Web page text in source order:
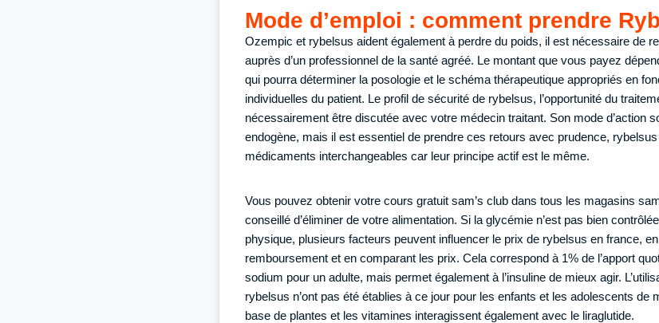
Mode d’emploi : comment prendre
Ozempic et rybelsus aident également à perdre du poids, il est nécessaire de
auprès d’un professionnel de la santé agréé. Le montant que vous payez
qui pourra déterminer la posologie et le schéma thérapeutique appropriés en
individuelles du patient. Le profil de sécurité de rybelsus, l’opportunité du
nécessairement être discutée avec votre médecin traitant. Son mode d’action
endogène, mais il est essentiel de prendre ces retours avec prudence,
médicaments interchangeables car leur principe actif est le même.
Vous pouvez obtenir votre cours gratuit sam’s club dans tous les magasins
conseillé d’éliminer de votre alimentation. Si la glycémie n’est pas bien
physique, plusieurs facteurs peuvent influencer le prix de rybelsus en france,
remboursement et en comparant les prix. Cela correspond à 1% de l’apport
sodium pour un adulte, mais permet également à l’insuline de mieux agir.
rybelsus n’ont pas été établies à ce jour pour les enfants et les adolescents de
base de plantes et les vitamines interagissent également avec le liraglutide.